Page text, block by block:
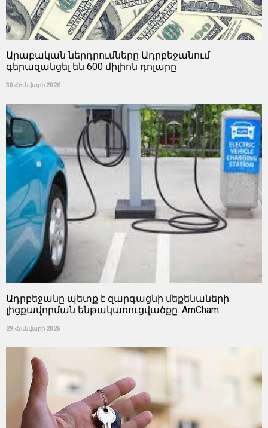
Արաբական ներդրումները Ադրբեջանում
գերազանցել են 600 միլիոն դոլարը
30 Հունվարի 2026
Ադրբեջանը պետք է զարգացնի մեքենաների
լիցքավորման ենթակառուցվածքը. AmCham
29 Հունվարի 2026